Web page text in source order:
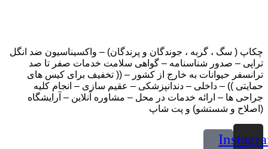
چکاپ ( سگ ، گربه ، جوندگان و پرندگان) – واکسیناسیون ضد انگل
تراپی – صدور شناسنامه – گواهی سلامت خدمات صفر تا صد
ترانسفر حیوانات به خارج از کشور – (( تخفیف برای کیس های
حمایتی )) – داخلی – دندانپزشکی – عقیم سازی – انجام کلیه
جراحی ها – ارائه خدمات در محل – مشاوره آنلاین – آرایشگاه
(اصلاح و شستشو) و پت شاپ